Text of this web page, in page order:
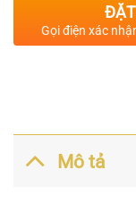
Gọi điện xác
Mô tả